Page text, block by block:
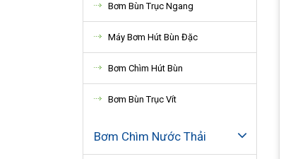
Bơm Bùn Trục Ngang
Máy Bơm Hút Bùn Đặc
Bơm Chìm Hút Bùn
Bơm Bùn Trục Vít
Bơm Chìm Nước Thải